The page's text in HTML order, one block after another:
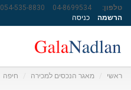
טלפון: 04-8699534
054-535-8830
הרשמה
כניסה
ראשי מאגר הנכסים למכירה חיפה